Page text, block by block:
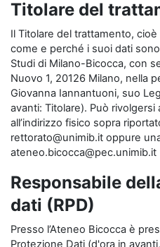
Titolare del
Il Titolare del trattamento,
come e perché i suoi dati
Studi di Milano-Bicocca, con
Nuovo 1, 20126 Milano, nella
Giovanna Iannantuoni, suo
avanti: Titolare). Può rivolgersi
all’indirizzo fisico sopra
rettorato@unimib.it oppure
ateneo.bicocca@pec.unimib.it
Responsabile
dati (RPD)
Presso l’Ateneo Bicocca è
Protezione Dati (d'ora in